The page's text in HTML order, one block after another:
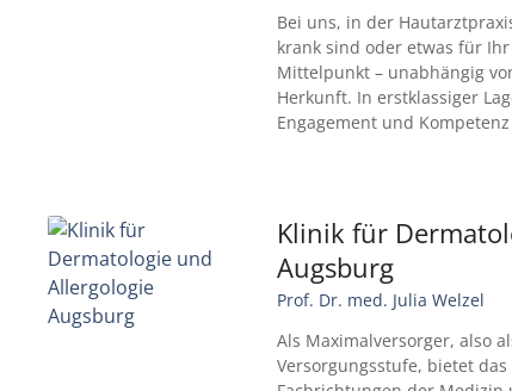
Bei uns, in der
krank sind oder etwas für
Mittelpunkt – unabhängig
Herkunft. In erstklassiger
Engagement und
Klinik für
Augsburg
Prof. Dr. med. Julia Welzel
Als Maximalversorger, also
Versorgungsstufe, bietet